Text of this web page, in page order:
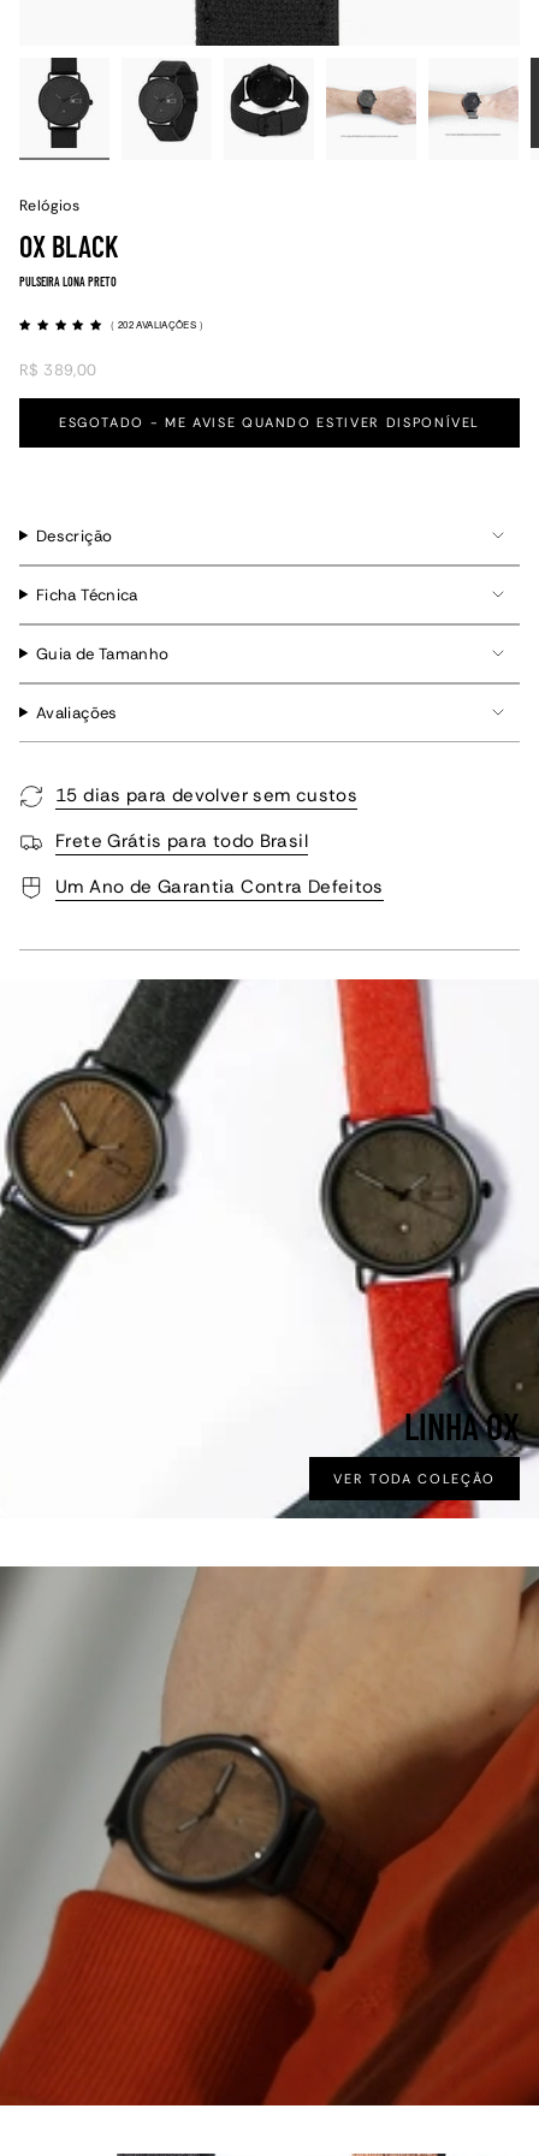
Relógios
OX BLACK
PULSEIRA LONA PRETO
( 202 AVALIAÇÕES )
R$ 389,00
ESGOTADO - ME AVISE QUANDO ESTIVER DISPONÍVEL
Descrição
Ficha Técnica
Guia de Tamanho
Avaliações
15 dias para devolver sem custos
Frete Grátis para todo Brasil
Um Ano de Garantia Contra Defeitos
LINHA OX
VER TODA COLEÇÃO